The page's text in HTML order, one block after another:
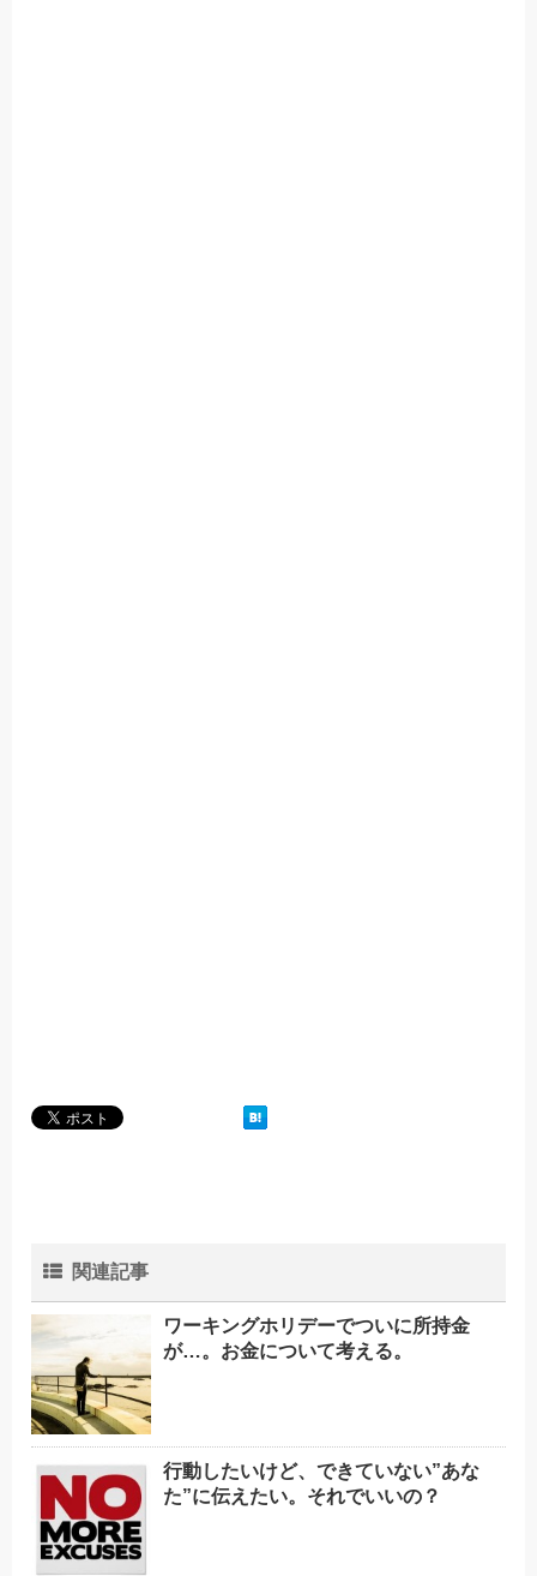
関連記事
ワーキングホリデーでついに所持金
が…。お金について考える。
行動したいけど、できていない”あな
た”に伝えたい。それでいいの？